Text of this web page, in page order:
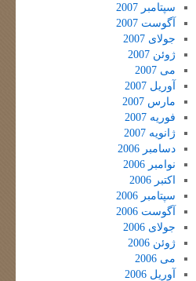
سپتامبر 2007
آگوست 2007
جولای 2007
ژوئن 2007
می 2007
آوریل 2007
مارس 2007
فوریه 2007
ژانویه 2007
دسامبر 2006
نوامبر 2006
اکتبر 2006
سپتامبر 2006
آگوست 2006
جولای 2006
ژوئن 2006
می 2006
آوریل 2006